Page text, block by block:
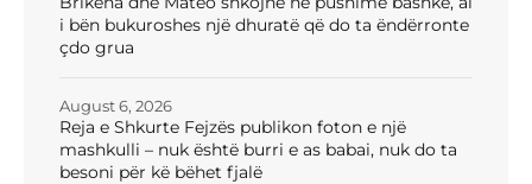
i bën bukuroshes një dhuratë që do ta ëndërronte
çdo grua
Reja e Shkurte Fejzës publikon foton e një
mashkulli – nuk është burri e as babai, nuk do ta
besoni për kë bëhet fjalë
August 6, 2026